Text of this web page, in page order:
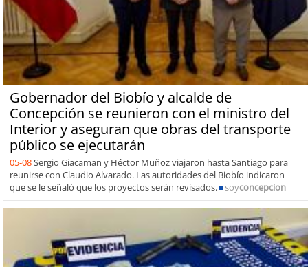
Gobernador del Biobío y alcalde de
Concepción se reunieron con el ministro del
Interior y aseguran que obras del transporte
público se ejecutarán
05-08Sergio Giacaman y Héctor Muñoz viajaron hasta Santiago para
reunirse con Claudio Alvarado. Las autoridades del Biobío indicaron
que se le señaló que los proyectos serán revisados.
soyconcepcion